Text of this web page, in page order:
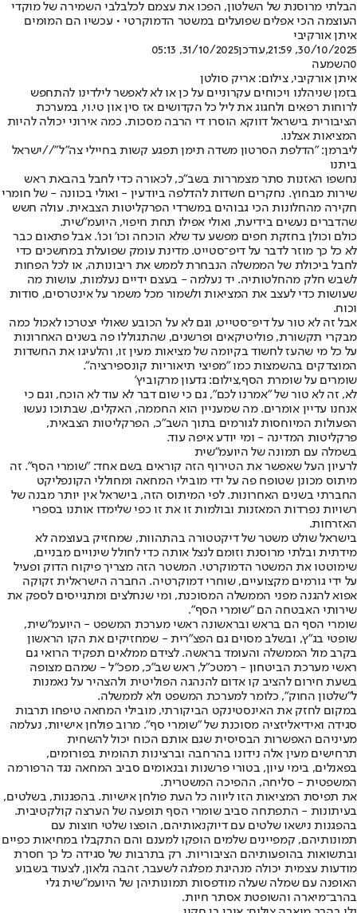
הבלתי מרוסנת של השלטון, הפכו את עצמם לכלבלבי השמירה של מוקדי
העוצמה הכי אפלים שפועלים במשטר הדמוקרטי • עכשיו הם המומים
איתן אורקיבי
30/10/2025, 21:59
,עודכן31/10/2025, 05:13
0השמעה
איתן אורקיבי, צילום: אריק סולטן
בזמן שניהלנו ויכוחים עקרוניים על כן או לא לאפשר לילדינו להתחפש
לרוחות רפאים ולחגוג את ליל כל הקדושים אז סין און טי.וי, במערכת
הציבורית בישראל דווקא הוסרו די הרבה מסכות. כמה אירוני יכולה להיות
המציאות אצלנו.
ליברמן: "הדלפת הסרטון משדה תימן תפגע קשות בחיילי צה"ל"//ישראל
ביתנו
נחשפו האזנות סתר מצמררות בשב"כ, לכאורה כדי לחבל בהבאת ראש
שירות מבחוץ. נחקרים חשדות להדלפה ביודעין - ואולי בכוונה - של חומרי
חקירה מהחלונות הכי גבוהים במשרדי הפרקליטות הצבאית. עולה חשש
שהדברים נעשים בידיעת, ואולי אפילו תחת חיפוי, היועמ"שית.
כולם וכולן בחזקת חפים מפשע עד שלא הוכחה וכו' וכו'. אבל פתאום כבר
לא כל כך מוזר לדבר על דיפ־סטייט. מדינת עומק שפועלת במחשכים כדי
לחבל ביכולת של הממשלה הנבחרת לממש את ריבונותה, או לכל הפחות
לשבש חלק מהחלטותיה. יד נעלמה - בעצם ידיים נעלמות, עושות מה
שעושות כדי לעצב את המציאות ולשמור מכל משמר על אינטרסים, סודות
וכוח.
אבל זה לא טור על דיפ־סטייט, וגם לא על הכובע שאולי יצטרכו לאכול כמה
מבקרי תקשורת, פוליטיקאים ופרשנים, שהתגוללו פה בשנים האחרונות
על כל מי שהעז לחשוד בקיומה של מציאות מעין זו, והלעיגו את החשדות
המוצדקים בהשמצות כמו "מפיצי תיאוריות קונספירציה".
שומרים על שומרת הסף,צילום: גדעון מרקוביץ'
לא, זה לא טור של "אמרנו לכם", גם כי שום דבר לא עוד לא הוכח, וגם כי
אנחנו עדיין אומרים. מה שמעניין הוא החממה, האקלים, שבתוכו נעשו
הפעולות המיוחסות לגורמים בתוך השב"כ, הפרקליטות הצבאית,
פרקליטות המדינה - ומי יודע איפה עוד.
בשמלה עם תמונה של היועמ"שית
לרעיון העל שאפשר את הטירוף הזה קוראים בשם אחד: "שומרי הסף". זה
מיתוס מכונן שטופח פה על ידי מובילי המחאה ומחוללי הקונפליקט
החברתי בשנים האחרונות. לפי המיתוס הזה, בישראל אין יותר מבנה של
רשויות נפרדות המאזנות ובולמות זו את זו כפי שלימדו אותנו בספרי
האזרחות.
בישראל שולט משטר של דיקטטורה בהתהוות, שמחזיק בעוצמה לא
מידתית ובלתי מרוסנת וזומם לנצל אותה כדי לחולל שינויים מבניים,
שימוטטו את המשטר הדמוקרטי. המשטר הזה מצריך פיקוח הדוק ופעיל
על ידי גורמים מקצועיים, שוחרי דמוקרטיה. החברה הישראלית זקוקה
אפוא להגנה מפני הממשלה המסוכנת, ומי שנחלצים ומתגייסים לספק את
שירותי האבטחה הם "שומרי הסף".
שומרי הסף הם בראש ובראשונה ראשי מערכת המשפט - היועמ"שית,
שופטי בג"ץ, ובשלב מסוים גם הפצ"רית - שמחזיקים את הקו הראשון
בקרב מול הממשלה והעומד בראשה. לצידם ממלאים תפקיד הרואי גם
ראשי מערכת הביטחון - רמטכ"ל, ראש שב"כ, מפכ"ל - שמהם מצופה
בשעת חירום להציב קו אדום להנהגה הפוליטית ולהצהיר על נאמנות
ל"שלטון החוק", כלומר למערכת המשפט ולא לממשלה.
במקום לחזק את האינסטינקט הביקורתי, מובילי המחאה טיפחו תרבות
סגידה ואידיאליזציה מסוכנת של "שומרי סף". מרוב פולחן אישיות, נעלמה
מעיניהם האפשרות הבסיסית שגם אותם הכוח יכול להשחית
תרחישים מעין אלה נידונו בהרחבה וברצינות תהומית בפורומים,
בפאנלים, בימי עיון, בטורי פרשנות ובנאומים סביב המחאה נגד הרפורמה
המשפטית - סליחה, ההפיכה המשטרית.
את תפיסת המציאות הזו ליווה כל העת פולחן אישיות. בהפגנות, בשלטים,
בעיתונות - התפתחה סביב שומרי הסף תופעה של הערצה קולקטיבית.
בהפגנות נישאו שלטים עם דיוקנאותיהם, הופצו שלטי חוצות עם
תמונותיהם, קמפיינים שלמים הופקו למענם והם התקבלו במחיאות כפיים
ובתשואות בהופעותיהם הציבוריות. רק בתרבות של סגידה כל כך חסרת
מודעות עצמית יכולה מנהיגת מפלגה לשעבר, זהבה גלאון, לצעוד בשבוע
האופנה עם שמלה שעלה מודפסות תמונותיהן של היועמ"שית גלי
בהרב־מיארה והשופטת אסתר חיות.